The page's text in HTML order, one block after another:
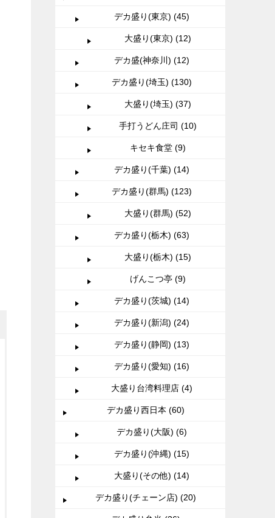
デカ盛り(東京) (45)
大盛り(東京) (12)
デカ盛(神奈川) (12)
デカ盛り(埼玉) (130)
大盛り(埼玉) (37)
手打うどん庄司 (10)
キセキ食堂 (9)
デカ盛り(千葉) (14)
デカ盛り(群馬) (123)
大盛り(群馬) (52)
デカ盛り(栃木) (63)
大盛り(栃木) (15)
げんこつ亭 (9)
デカ盛り(茨城) (14)
デカ盛り(新潟) (24)
デカ盛り(静岡) (13)
デカ盛り(愛知) (16)
大盛り台湾料理店 (4)
デカ盛り西日本 (60)
デカ盛り(大阪) (6)
デカ盛り(沖縄) (15)
大盛り(その他) (14)
デカ盛り(チェーン店) (20)